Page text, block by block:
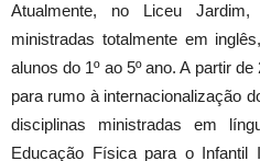
Atualmente, no Liceu
ministradas totalmente em
alunos do 1º ao 5º ano. A partir
para rumo à internacionalização
disciplinas ministradas em
Educação Física para o Infantil